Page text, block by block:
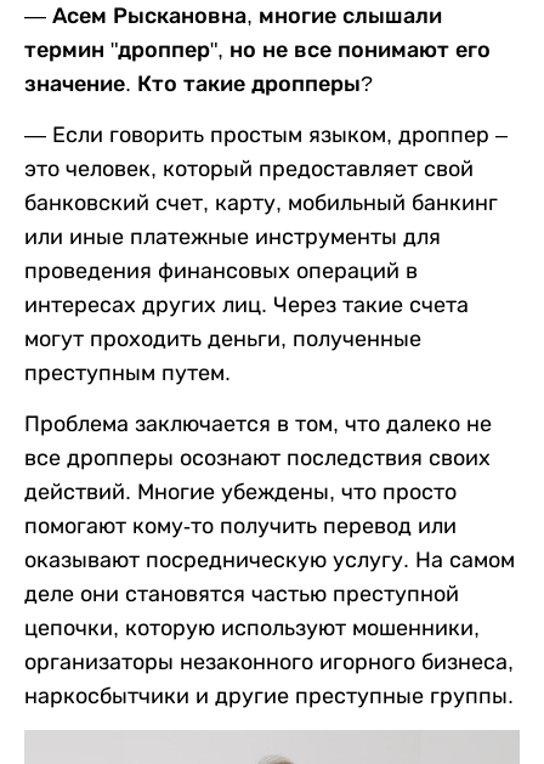
— Асем Рыскановна, многие слышали
термин "дроппер", но не все понимают его
значение. Кто такие дропперы?
— Если говорить простым языком, дроппер –
это человек, который предоставляет свой
банковский счет, карту, мобильный банкинг
или иные платежные инструменты для
проведения финансовых операций в
интересах других лиц. Через такие счета
могут проходить деньги, полученные
преступным путем.
Проблема заключается в том, что далеко не
все дропперы осознают последствия своих
действий. Многие убеждены, что просто
помогают кому-то получить перевод или
оказывают посредническую услугу. На самом
деле они становятся частью преступной
цепочки, которую используют мошенники,
организаторы незаконного игорного бизнеса,
наркосбытчики и другие преступные группы.